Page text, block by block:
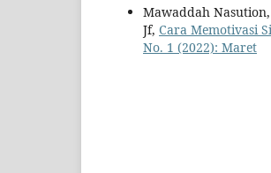
Mawaddah
Jf, Cara Memotivasi
No. 1 (2022): Maret